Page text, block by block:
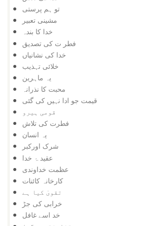
تو ہم پرستی
مشینی تعبیر
خدا کا بندہ
فطر ت کی تصدیق
خدا کی نشانیاں
خلائی تہذیب
یہ ماہرین
محبت کا نذرانہ
قیمت جو ادا نہیں کی گئی
قومی ہیرو
فطرت کی تلاش
یہ انسان
شرک اورکبر
عقید ۂ خدا
عظمت خداوندی
کارخانہ کائنات
تقویٰ کیا ہے
خرابی کی جڑ
خد اسے غافل